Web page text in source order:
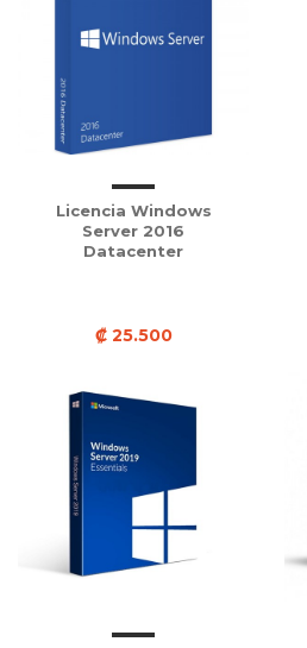
Licencia Windows
Server 2016
Datacenter
₡ 25.500